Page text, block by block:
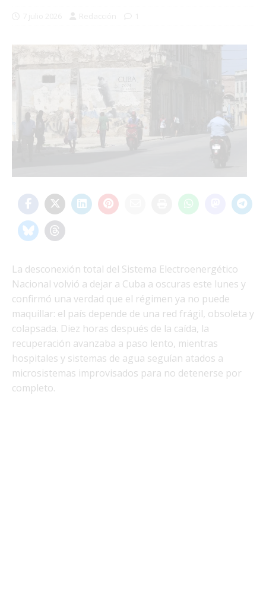
La desconexión total del Sistema Electroenergético
Nacional volvió a dejar a Cuba a oscuras este lunes y
confirmó una verdad que el régimen ya no puede
maquillar: el país depende de una red frágil, obsoleta y
colapsada. Diez horas después de la caída, la
recuperación avanzaba a paso lento, mientras
hospitales y sistemas de agua seguían atados a
microsistemas improvisados para no detenerse por
completo.